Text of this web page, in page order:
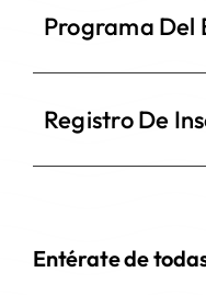
Programa Del
Registro De
Entérate de